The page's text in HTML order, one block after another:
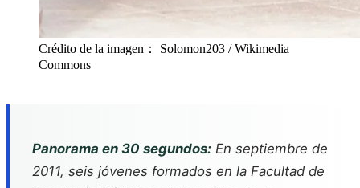
Crédito de la imagen： Solomon203 / Wikimedia
Commons
Panorama en 30 segundos: En septiembre de
2011, seis jóvenes formados en la Facultad de